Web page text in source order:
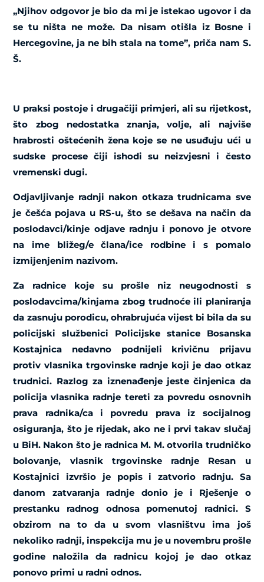
„Njihov odgovor je bio da mi je istekao ugovor i da
se tu ništa ne može. Da nisam otišla iz Bosne i
Hercegovine, ja ne bih stala na tome”, priča nam S.
Š.
U praksi postoje i drugačiji primjeri, ali su rijetkost,
što zbog nedostatka znanja, volje, ali najviše
hrabrosti oštećenih žena koje se ne usuđuju ući u
sudske procese čiji ishodi su neizvjesni i često
vremenski dugi.
Odjavljivanje radnji nakon otkaza trudnicama sve
je češća pojava u RS-u, što se dešava na način da
poslodavci/kinje odjave radnju i ponovo je otvore
na ime bližeg/e člana/ice rodbine i s pomalo
izmijenjenim nazivom.
Za radnice koje su prošle niz neugodnosti s
poslodavcima/kinjama zbog trudnoće ili planiranja
da zasnuju porodicu, ohrabrujuća vijest bi bila da su
policijski službenici Policijske stanice Bosanska
Kostajnica nedavno podnijeli krivičnu prijavu
protiv vlasnika trgovinske radnje koji je dao otkaz
trudnici. Razlog za iznenađenje jeste činjenica da
policija vlasnika radnje tereti za povredu osnovnih
prava radnika/ca i povredu prava iz socijalnog
osiguranja, što je rijedak, ako ne i prvi takav slučaj
u BiH. Nakon što je radnica M. M. otvorila trudničko
bolovanje, vlasnik trgovinske radnje Resan u
Kostajnici izvršio je popis i zatvorio radnju. Sa
danom zatvaranja radnje donio je i Rješenje o
prestanku radnog odnosa pomenutoj radnici. S
obzirom na to da u svom vlasništvu ima još
nekoliko radnji, inspekcija mu je u novembru prošle
godine naložila da radnicu kojoj je dao otkaz
ponovo primi u radni odnos.